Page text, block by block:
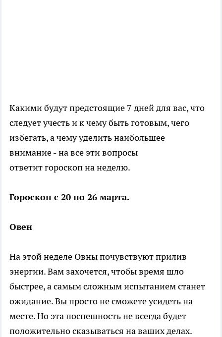
Какими будут предстоящие 7 дней для вас, что
следует учесть и к чему быть готовым, чего
избегать, а чему уделить наибольшее
внимание - на все эти вопросы
ответит гороскоп на неделю.
Гороскоп с 20 по 26 марта.
Овен
На этой неделе Овны почувствуют прилив
энергии. Вам захочется, чтобы время шло
быстрее, а самым сложным испытанием станет
ожидание. Вы просто не сможете усидеть на
месте. Но эта поспешность не всегда будет
положительно сказываться на ваших делах.